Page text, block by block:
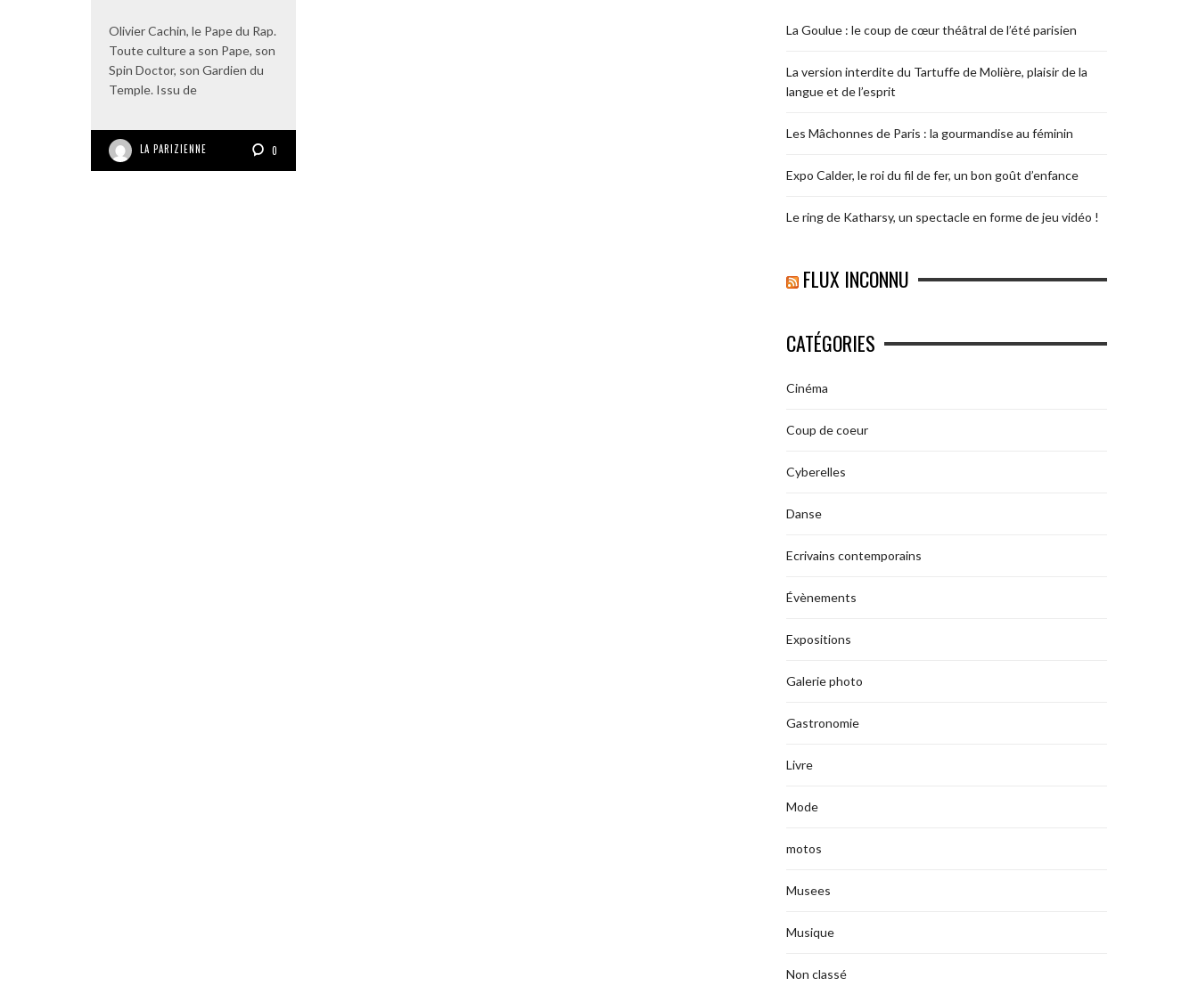
Olivier Cachin, le Pape du Rap.
Toute culture a son Pape, son
Spin Doctor, son Gardien du
Temple. Issu de
LA PARIZIENNE 0
La Goulue : le coup de cœur théâtral de l’été parisien
La version interdite du Tartuffe de Molière, plaisir de la
langue et de l’esprit
Les Mâchonnes de Paris : la gourmandise au féminin
Expo Calder, le roi du fil de fer, un bon goût d’enfance
Le ring de Katharsy, un spectacle en forme de jeu vidéo !
FLUX INCONNU
CATÉGORIES
Cinéma
Coup de coeur
Cyberelles
Danse
Ecrivains contemporains
Évènements
Expositions
Galerie photo
Gastronomie
Livre
Mode
motos
Musees
Musique
Non classé